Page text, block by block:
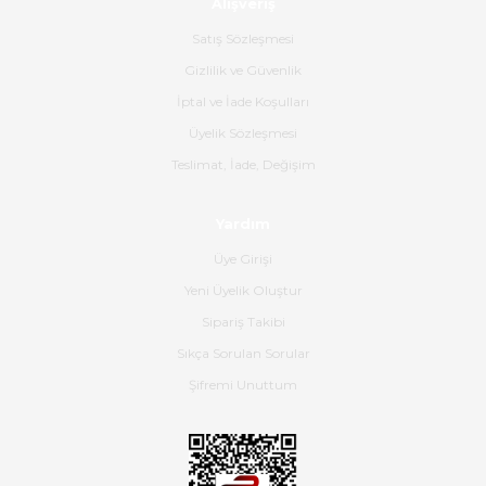
Ürünün kodu XDR-240e-24 yeni
Gerçekten harika ve etkileyici
Hızlı bir şekilde elimize ulaştı
ulaştı.Ürünün paketlenmesi
gayet başarılı hasarsız bir şekilde
Satış Sözleşmesi
Gizlilik ve Güvenlik
İptal ve İade Koşulları
Üyelik Sözleşmesi
Teslimat, İade, Değişim
Üye Girişi
Yeni Üyelik Oluştur
Sipariş Takibi
Sıkça Sorulan Sorular
Şifremi Unuttum